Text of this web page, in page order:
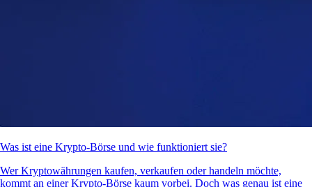
Was ist eine Krypto-Börse und wie funktioniert sie?
Wer Kryptowährungen kaufen, verkaufen oder handeln möchte,
kommt an einer Krypto-Börse kaum vorbei. Doch was genau ist eine